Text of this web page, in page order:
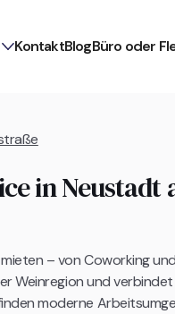
KontaktBlogBüro oder
in Neustadt
– von Coworking
Weinregion und
moderne